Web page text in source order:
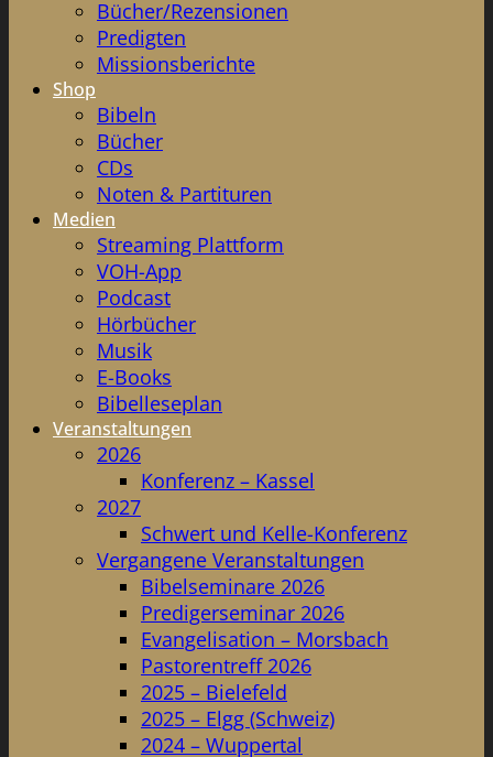
Bücher/Rezensionen
Predigten
Missionsberichte
Shop
Bibeln
Bücher
CDs
Noten & Partituren
Medien
Streaming Plattform
VOH-App
Podcast
Hörbücher
Musik
E-Books
Bibelleseplan
Veranstaltungen
2026
Konferenz – Kassel
2027
Schwert und Kelle-Konferenz
Vergangene Veranstaltungen
Bibelseminare 2026
Predigerseminar 2026
Evangelisation – Morsbach
Pastorentreff 2026
2025 – Bielefeld
2025 – Elgg (Schweiz)
2024 – Wuppertal